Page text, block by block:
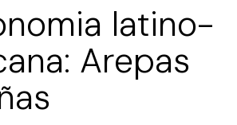
latino-
Arepas